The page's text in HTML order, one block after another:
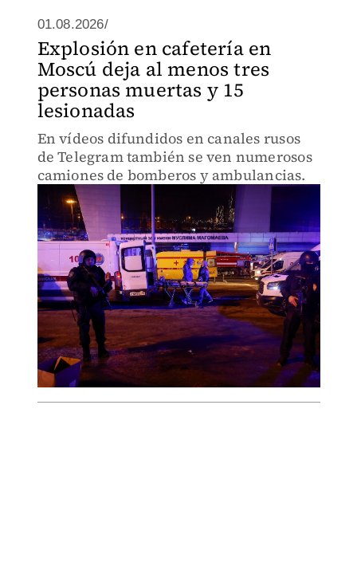
01.08.2026/
Explosión en cafetería en
Moscú deja al menos tres
personas muertas y 15
lesionadas
En vídeos difundidos en canales rusos
de Telegram también se ven numerosos
camiones de bomberos y ambulancias.